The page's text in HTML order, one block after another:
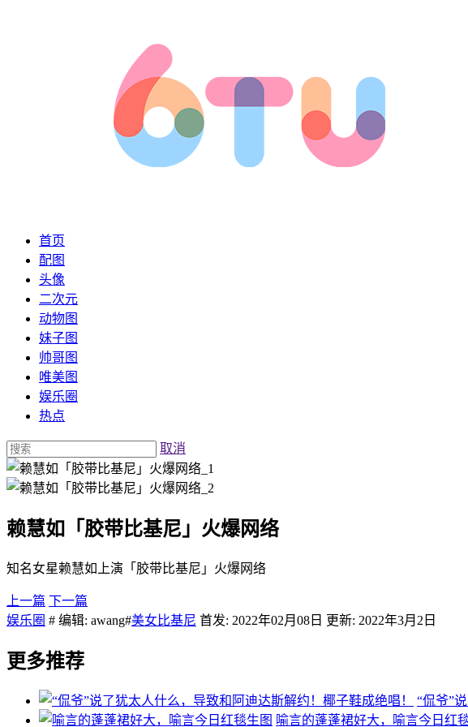
首页
配图
头像
二次元
动物图
妹子图
帅哥图
唯美图
娱乐圈
热点
取消
赖慧如「胶带比基尼」火爆网络
知名女星赖慧如上演「胶带比基尼」火爆网络
上一篇 下一篇
娱乐圈 # 编辑: awang#美女比基尼 首发: 2022年02月08日 更新: 2022年3月2日
更多推荐
“侃爷”
喻言的蓬蓬裙好大，喻言今日红